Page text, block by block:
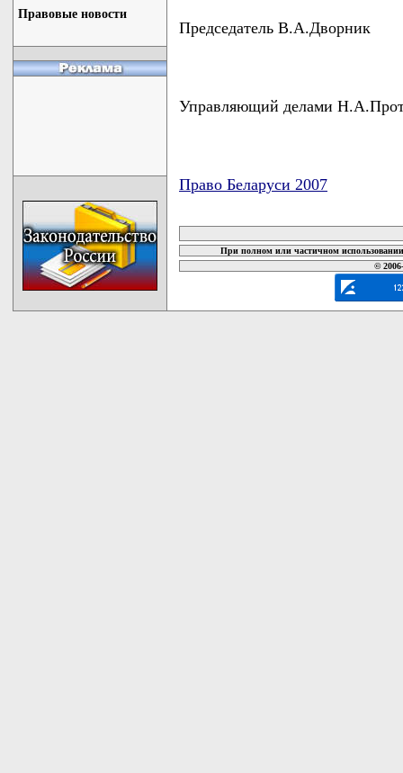
Правовые новости
Председатель В.А.Дворник
Управляющий делами
Право Беларуси 2007
При полном или частичном
©